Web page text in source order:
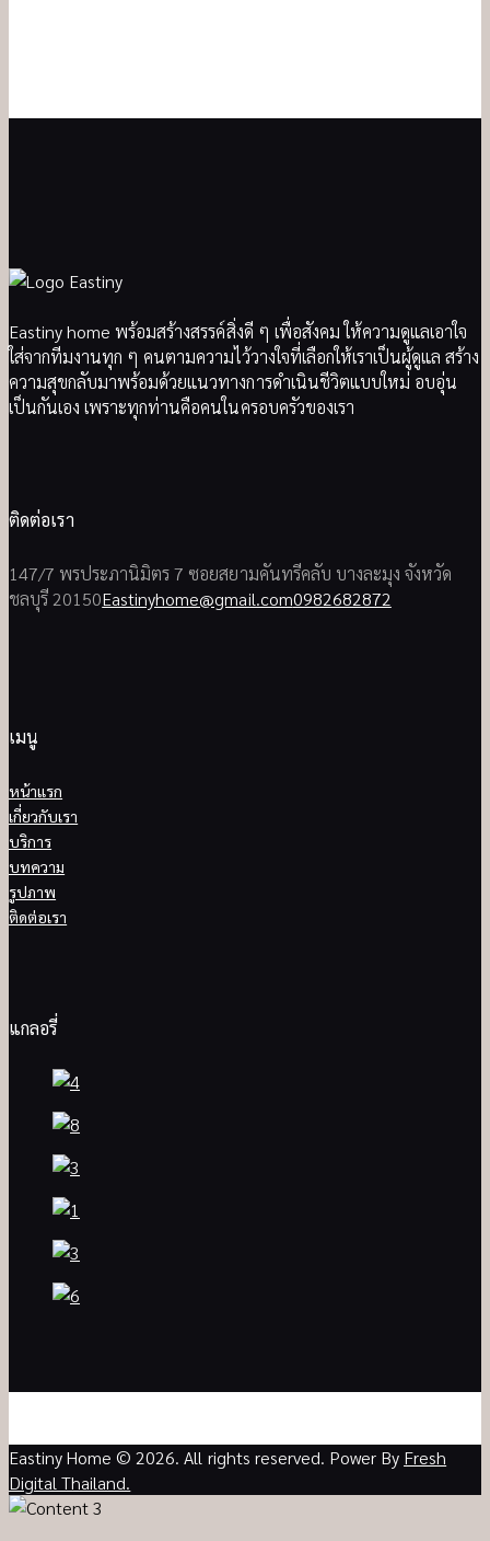
Eastiny home พร้อมสร้างสรรค์สิ่งดี ๆ เพื่อสังคม ให้ความดูแลเอาใจ
ใส่จากทีมงานทุก ๆ คนตามความไว้วางใจที่เลือกให้เราเป็นผู้ดูแล สร้าง
ความสุขกลับมาพร้อมด้วยแนวทางการดำเนินชีวิตแบบใหม่ อบอุ่น
เป็นกันเอง เพราะทุกท่านคือคนในครอบครัวของเรา
ติดต่อเรา
147/7 พรประภานิมิตร 7 ซอยสยามคันทรีคลับ บางละมุง จังหวัด
ชลบุรี 20150Eastinyhome@gmail.com0982682872
เมนู
หน้าแรก
เกี่ยวกับเรา
บริการ
บทความ
รูปภาพ
ติดต่อเรา
แกลอรี่
Eastiny Home © 2026. All rights reserved. Power By Fresh
Digital Thailand.